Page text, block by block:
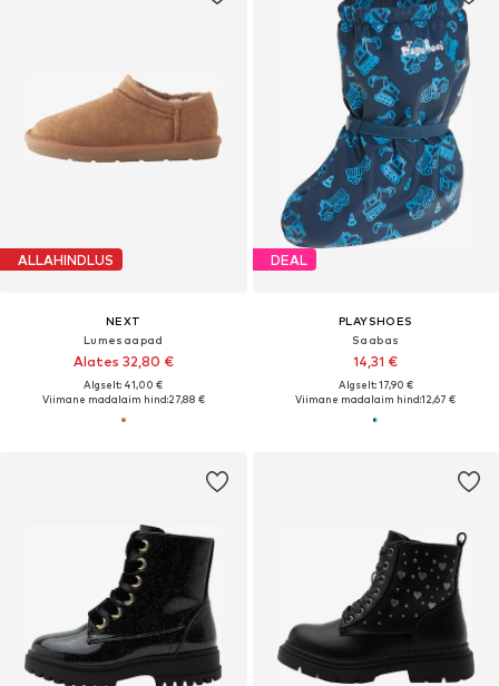
ALLAHINDLUS
NEXT
Lumesaapad
Alates 32,80 €
Algselt: 41,00 €
Viimane madalaim hind:27,88 €
DEAL
PLAYSHOES
Saabas
14,31 €
Algselt: 17,90 €
Viimane madalaim hind:12,67 €